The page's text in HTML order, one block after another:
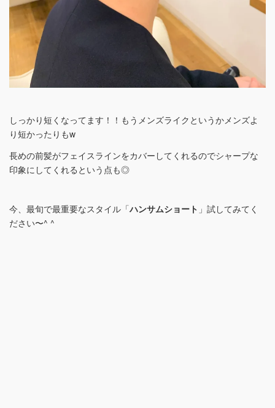
しっかり短くなってます！！もうメンズライクというかメンズよ
り短かったりもw
長めの前髪がフェイスラインをカバーしてくれるのでシャープな
印象にしてくれるという点も◎
今、最旬で最重要なスタイル「ハンサムショート 」試してみてく
ださい〜^ ^